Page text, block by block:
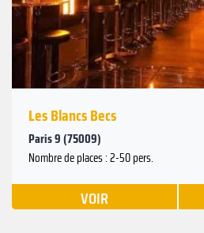
Les Blancs Becs
Paris 9 (75009)
Nombre de places : 2-50 pers.
VOIR